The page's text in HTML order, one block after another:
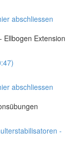
abschliessen
Ellbogen Extension
abschliessen
-